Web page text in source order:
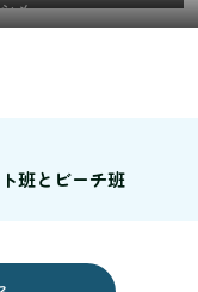
メ
班とビーチ班